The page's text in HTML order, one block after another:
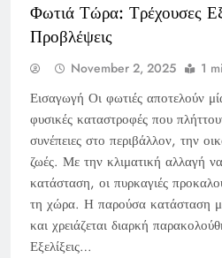
Φωτιά Τώρα: Τρέχουσες
Προβλέψεις
November 2, 2025 1
Εισαγωγή Οι φωτιές αποτελούν
φυσικές καταστροφές που
συνέπειες στο περιβάλλον, την
ζωές. Με την κλιματική αλλαγή να
κατάσταση, οι πυρκαγιές
τη χώρα. Η παρούσα κατάσταση με
και χρειάζεται διαρκή
Εξελίξεις…